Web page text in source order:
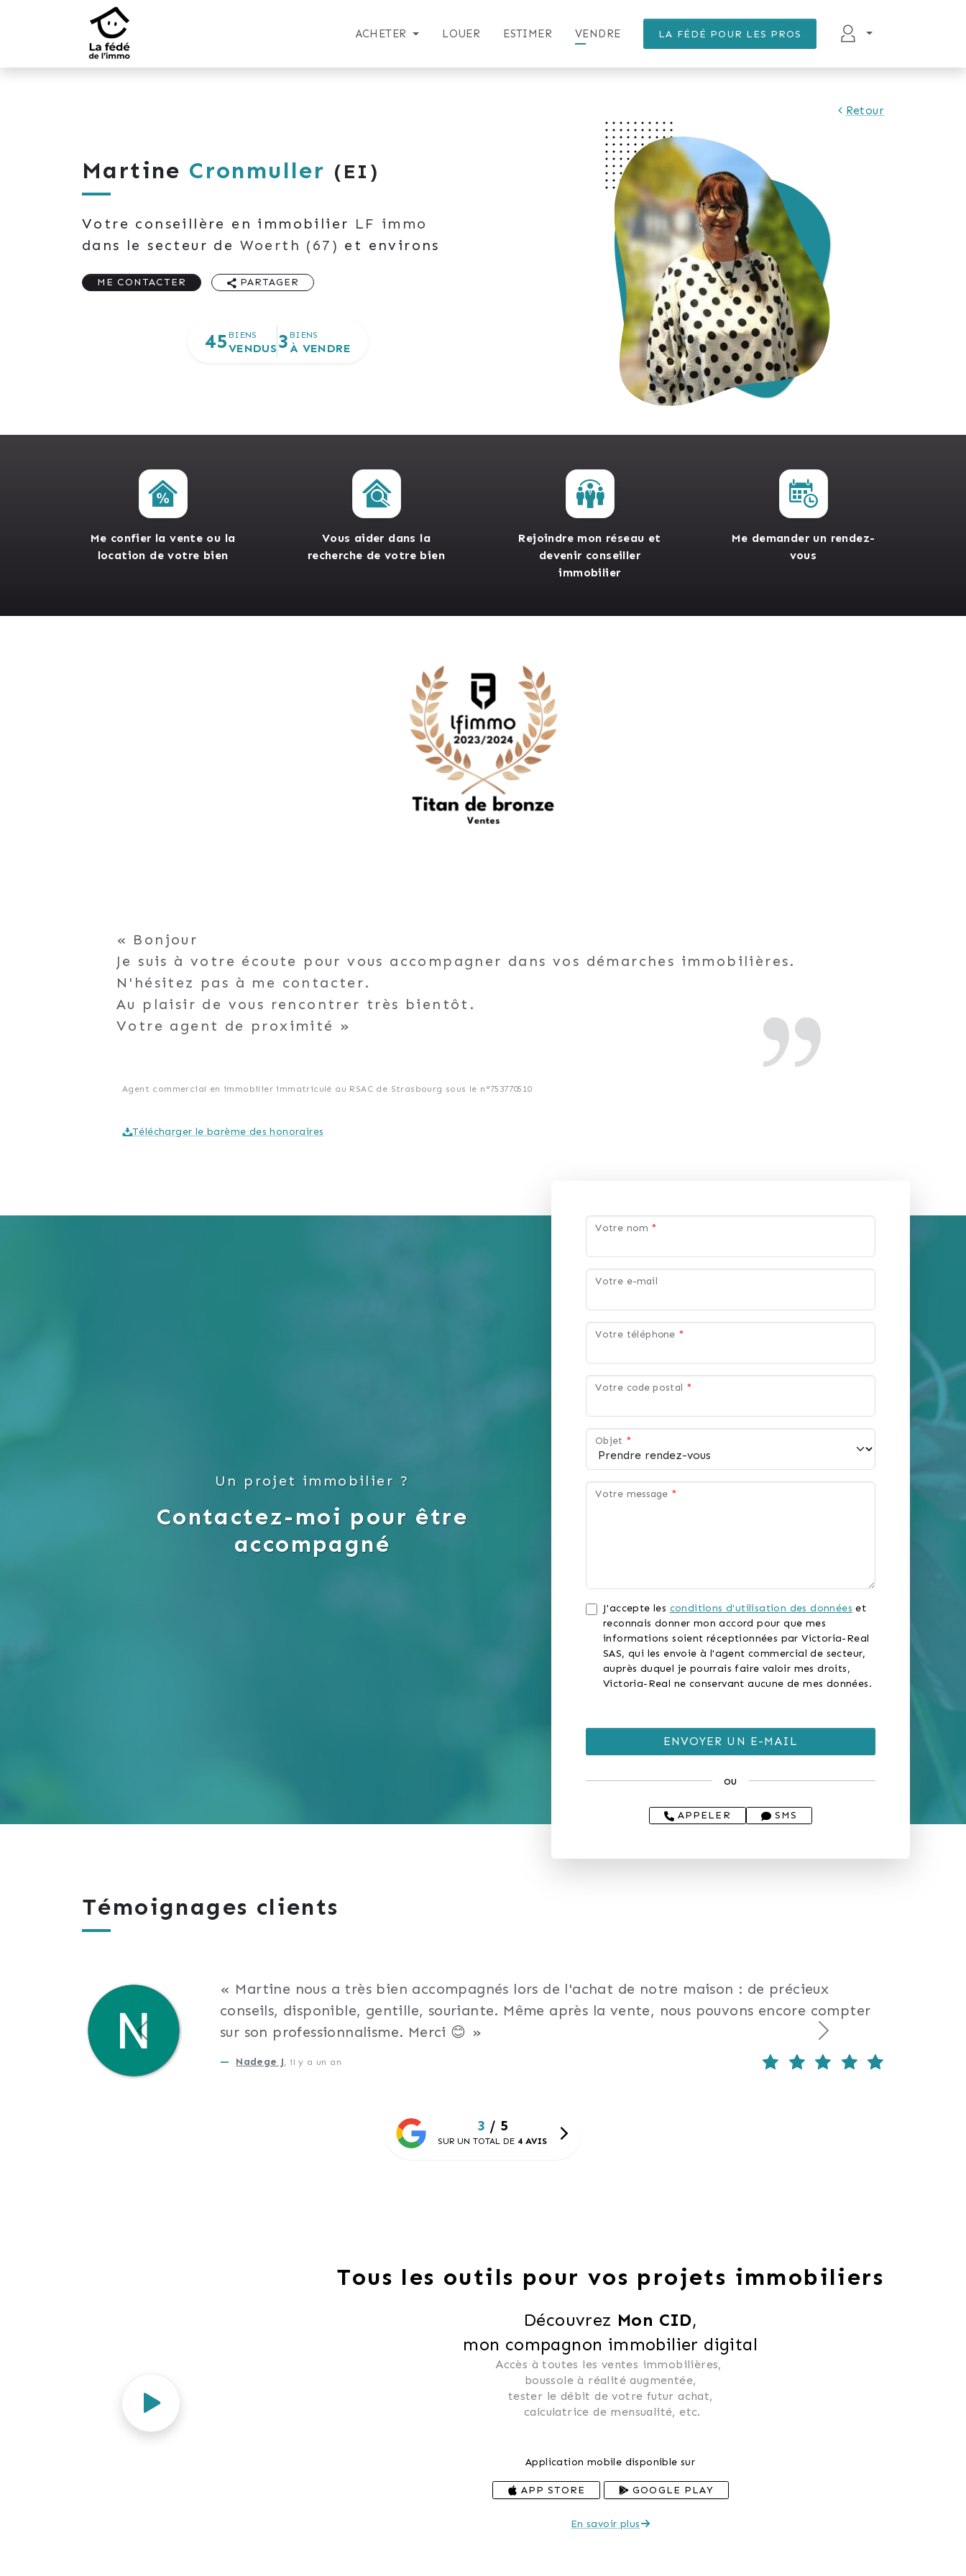
ACHETER LOUER ESTIMER VENDRE LA FÉDÉ POUR LES PROS
Retour
Martine Cronmuller (EI)
Votre conseillère en immobilier LF immo
dans le secteur de Woerth (67) et environs
ME CONTACTER PARTAGER
45 BIENS
VENDUS 3 BIENS
À VENDRE
Me confier la vente ou la
location de votre bien
Vous aider dans la
recherche de votre bien
Rejoindre mon réseau et
devenir conseiller
immobilier
Me demander un rendez-
vous
Bonjour
Je suis à votre écoute pour vous accompagner dans vos démarches immobilières.
N'hésitez pas à me contacter.
Au plaisir de vous rencontrer très bientôt.
Votre agent de proximité
Agent commercial en immobilier immatriculé au RSAC de Strasbourg sous le n°753770510
Télécharger le barème des honoraires
Un projet immobilier ?
Contactez-moi pour être
accompagné
Votre nom *
Votre e-mail
Votre téléphone *
Votre code postal *
Objet *
Votre message *
J'accepte les conditions d'utilisation des données et
reconnais donner mon accord pour que mes
informations soient réceptionnées par Victoria-Real
SAS, qui les envoie à l'agent commercial de secteur,
auprès duquel je pourrais faire valoir mes droits,
Victoria-Real ne conservant aucune de mes données.
ou
APPELER SMS
Témoignages clients
Martine nous a très bien accompagnés lors de l'achat de notre maison : de précieux
conseils, disponible, gentille, souriante. Même après la vente, nous pouvons encore compter
sur son professionnalisme. Merci 😊
Nadege J, il y a un an
Précédent Suivant
3 / 5
SUR UN TOTAL DE 4 AVIS
Tous les outils pour vos projets immobiliers
Découvrez Mon CID,
mon compagnon immobilier digital
Accès à toutes les ventes immobilières,
boussole à réalité augmentée,
tester le débit de votre futur achat,
calculatrice de mensualité, etc.
Application mobile disponible sur
APP STORE GOOGLE PLAY
En savoir plus